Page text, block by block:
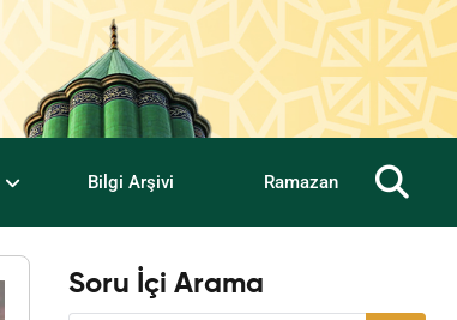
Bilgi Arşivi Ramazan
Soru İçi Arama